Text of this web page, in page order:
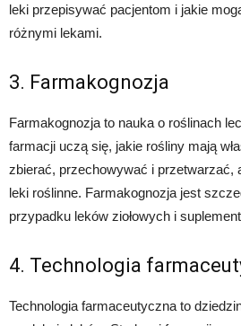
leki przepisywać pacjentom i jakie
różnymi lekami.
3. Farmakognozja
Farmakognozja to nauka o roślinach
farmacji uczą się, jakie rośliny mają
zbierać, przechowywać i przetwarzać,
leki roślinne. Farmakognozja jest
przypadku leków ziołowych i
4. Technologia
Technologia farmaceutyczna to